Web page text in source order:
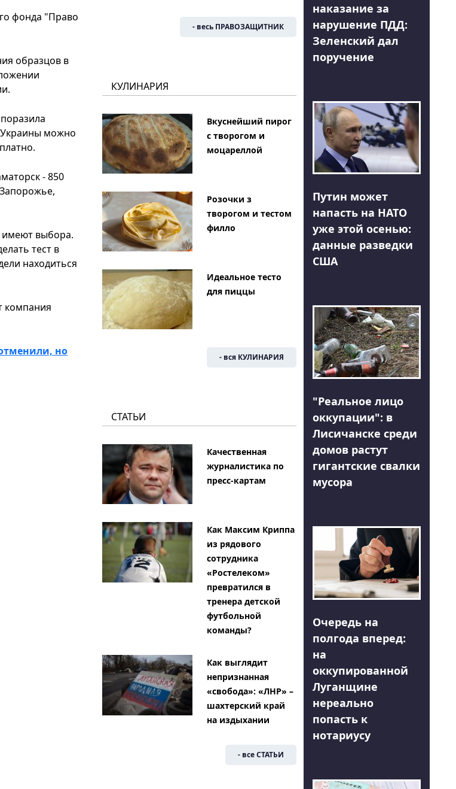
фонда "Право
образцов в
Украины можно
- 850
имеют выбора.
тест в
находиться
компания
но
- весь ПРАВОЗАЩИТНИК
КУЛИНАРИЯ
Вкуснейший пирог
с творогом и
моцареллой
Розочки з
творогом и тестом
филло
Идеальное тесто
для пиццы
- вся КУЛИНАРИЯ
СТАТЬИ
Качественная
журналистика по
пресс-картам
Как Максим Криппа
из рядового
сотрудника
«Ростелеком»
превратился в
тренера детской
футбольной
команды?
Как выглядит
непризнанная
«свобода»: «ЛНР» –
шахтерский край
на издыхании
- все СТАТЬИ
наказание за
нарушение ПДД:
Зеленский дал
поручение
Путин может
напасть на НАТО
уже этой осенью:
данные разведки
США
"Реальное лицо
оккупации": в
Лисичанске среди
домов растут
гигантские свалки
мусора
Очередь на
полгода вперед:
на
оккупированной
Луганщине
нереально
попасть к
нотариусу